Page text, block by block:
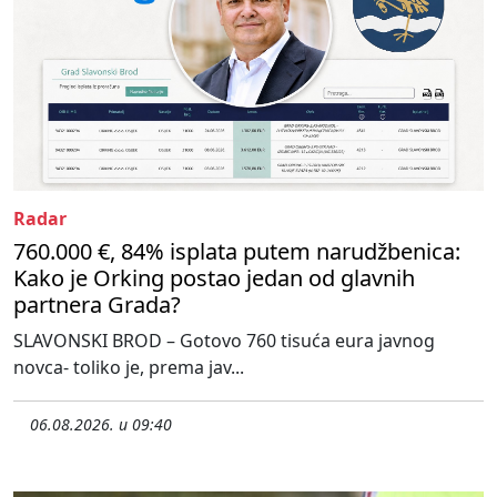
Radar
760.000 €, 84% isplata putem narudžbenica:
Kako je Orking postao jedan od glavnih
partnera Grada?
SLAVONSKI BROD – Gotovo 760 tisuća eura javnog
novca- toliko je, prema jav...
06.08.2026. u 09:40